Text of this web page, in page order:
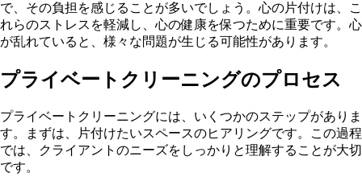
で、その負担を感じることが多いでしょう。心の片付けは、こ
れらのストレスを軽減し、心の健康を保つために重要です。心
が乱れていると、様々な問題が生じる可能性があります。
プライベートクリーニングのプロセス
プライベートクリーニングには、いくつかのステップがありま
す。まずは、片付けたいスペースのヒアリングです。この過程
では、クライアントのニーズをしっかりと理解することが大切
です。